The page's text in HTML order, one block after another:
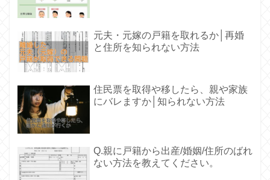
元夫・元嫁の戸籍を取れるか│再婚
と住所を知られない方法
住民票を取得や移したら、親や家族
にバレますか│知られない方法
Q.親に戸籍から出産/婚姻/住所のばれ
ない方法を教えてください。